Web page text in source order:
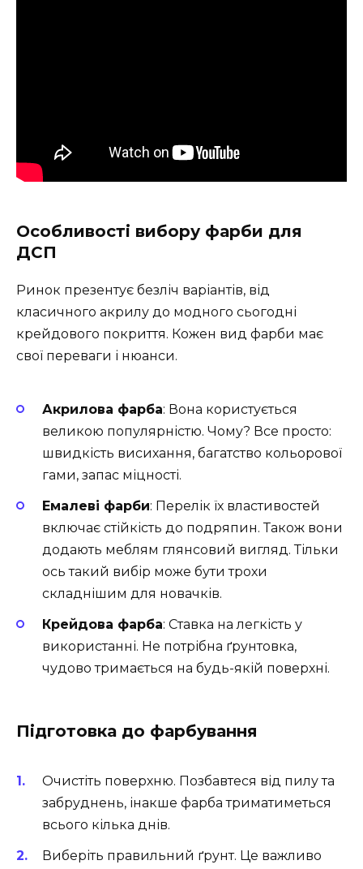
Особливості вибору фарби для
ДСП
Ринок презентує безліч варіантів, від
класичного акрилу до модного сьогодні
крейдового покриття. Кожен вид фарби має
свої переваги і нюанси.
Акрилова фарба: Вона користується
великою популярністю. Чому? Все просто:
швидкість висихання, багатство кольорової
гами, запас міцності.
Емалеві фарби: Перелік їх властивостей
включає стійкість до подряпин. Також вони
додають меблям глянсовий вигляд. Тільки
ось такий вибір може бути трохи
складнішим для новачків.
Крейдова фарба: Ставка на легкість у
використанні. Не потрібна ґрунтовка,
чудово тримається на будь-якій поверхні.
Підготовка до фарбування
Очистіть поверхню. Позбавтеся від пилу та
забруднень, інакше фарба триматиметься
всього кілька днів.
Виберіть правильний ґрунт. Це важливо